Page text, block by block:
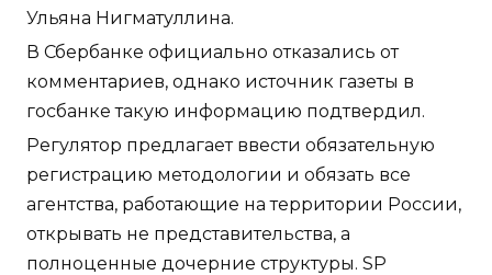
Ульяна Нигматуллина.
В Сбербанке официально отказались от
комментариев, однако источник газеты в
госбанке такую информацию подтвердил.
Регулятор предлагает ввести обязательную
регистрацию методологии и обязать все
агентства, работающие на территории России,
открывать не представительства, а
полноценные дочерние структуры. SP